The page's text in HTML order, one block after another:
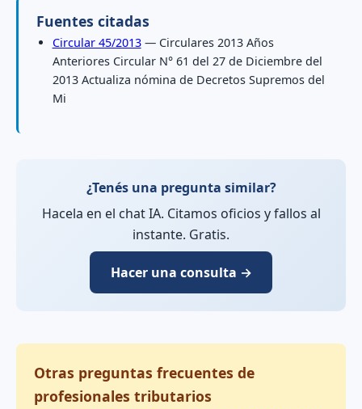
Fuentes citadas
Circular 45/2013— Circulares 2013 Años
Anteriores Circular N° 61 del 27 de Diciembre del
2013 Actualiza nómina de Decretos Supremos del
Mi
¿Tenés una pregunta similar?
Hacela en el chat IA. Citamos oficios y fallos al
instante. Gratis.
Hacer una consulta →
Otras preguntas frecuentes de
profesionales tributarios